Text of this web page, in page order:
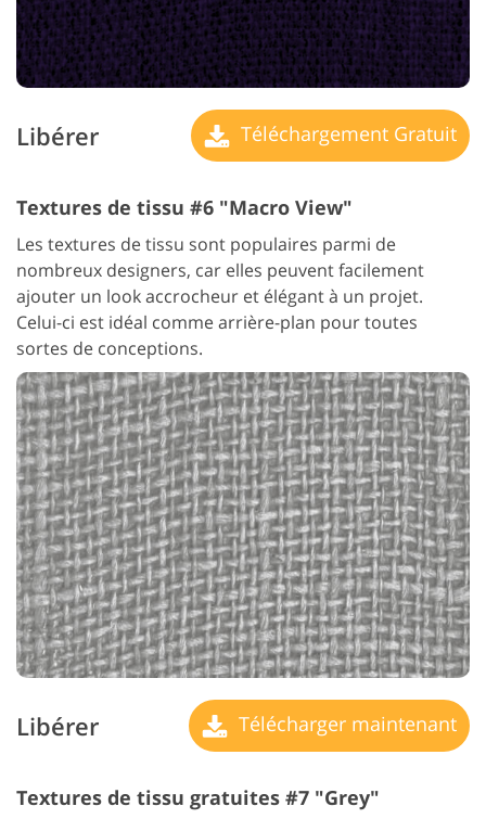
Libérer Téléchargement Gratuit
Textures de tissu #6 "Macro View"
Les textures de tissu sont populaires parmi de
nombreux designers, car elles peuvent facilement
ajouter un look accrocheur et élégant à un projet.
Celui-ci est idéal comme arrière-plan pour toutes
sortes de conceptions.
Libérer Télécharger maintenant
Textures de tissu gratuites #7 "Grey"